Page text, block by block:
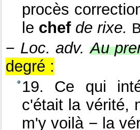
procès
le chef de rixe.
− Loc. adv. Au
degré :
19. Ce qui
c'était la vérité,
m'y voilà − la